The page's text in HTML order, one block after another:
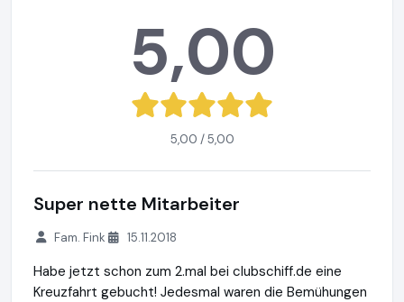
5,00
5,00 / 5,00
Super nette Mitarbeiter
Fam. Fink 15.11.2018
Habe jetzt schon zum 2.mal bei clubschiff.de eine
Kreuzfahrt gebucht! Jedesmal waren die Bemühungen